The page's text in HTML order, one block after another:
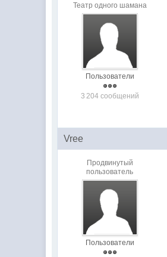
Театр одного шамана
Пользователи
3 204 сообщений
Vree
Продвинутый
пользователь
Пользователи